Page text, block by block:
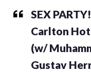
SEX
Carlton
(w/
Gustav